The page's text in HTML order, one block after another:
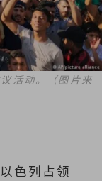
活动。（图片来
色列占领